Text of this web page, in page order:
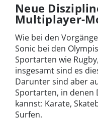
Neue
Multiplayer-
Wie bei den
Sonic bei den
Sportarten wie
insgesamt sind es
Darunter sind aber
Sportarten, in denen
kannst: Karate,
Surfen.